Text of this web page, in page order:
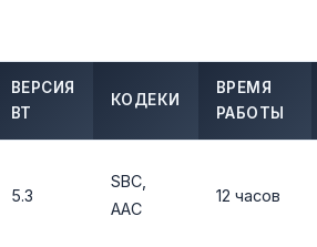
ВЕРСИЯ
BT
КОДЕКИ
ВРЕМЯ
РАБОТЫ
5.3
SBC,
AAC
12 часов